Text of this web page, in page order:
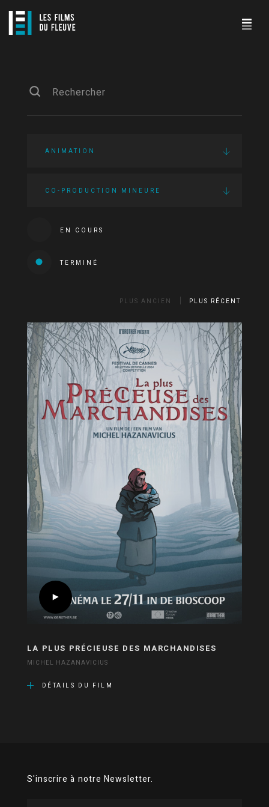
ANIMATION
CO-PRODUCTION MINEURE
EN COURS
TERMINÉ
PLUS ANCIEN PLUS RÉCENT
LA PLUS PRÉCIEUSE DES MARCHANDISES
MICHEL HAZANAVICIUS
DÉTAILS DU FILM
S'inscrire à notre Newsletter.